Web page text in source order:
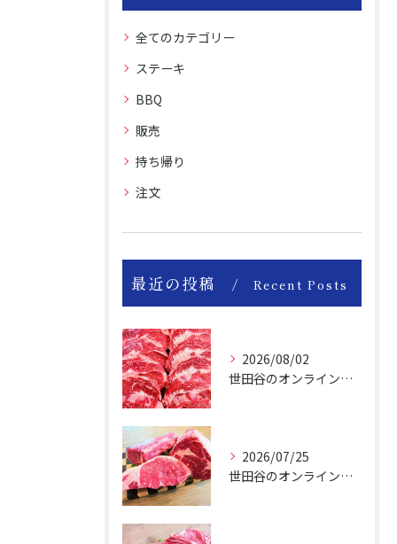
全てのカテゴリー
ステーキ
BBQ
販売
持ち帰り
注文
最近の投稿 Recent Posts
2026/08/02
世田谷のオンライン肉屋は厳選輸入牛を取り扱っています。
2026/07/25
世田谷のオンライン肉屋の輸入牛は特別です。